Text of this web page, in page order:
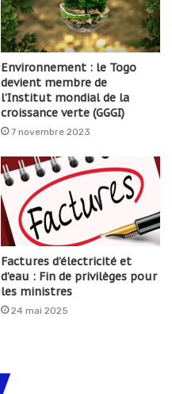
Environnement : le Togo
devient membre de
l’Institut mondial de la
croissance verte (GGGI)
7 novembre 2023
Factures d’électricité et
d’eau : Fin de privilèges pour
les ministres
24 mai 2025